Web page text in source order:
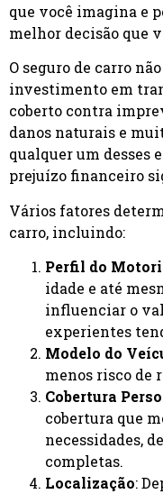
que você imagina e
melhor decisão que
O seguro de carro
investimento em
coberto contra
danos naturais e
qualquer um desses
prejuízo financeiro
Vários fatores
carro, incluindo:
Perfil do
idade e até
influenciar o
experientes
Modelo do
menos risco de
Cobertura
cobertura que
necessidades,
completas.
Localização: